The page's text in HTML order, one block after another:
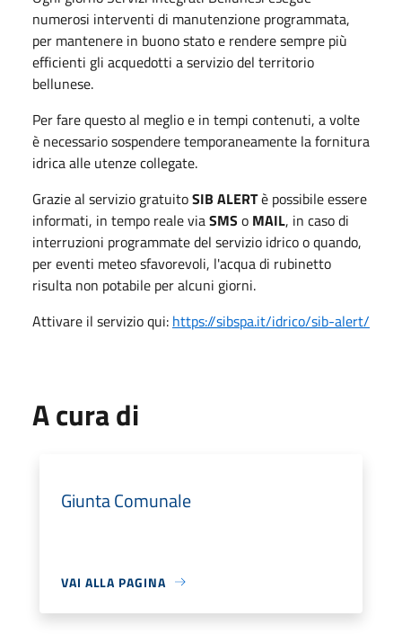
numerosi interventi di manutenzione programmata,
per mantenere in buono stato e rendere sempre più
efficienti gli acquedotti a servizio del territorio
bellunese.
Per fare questo al meglio e in tempi contenuti, a volte
è necessario sospendere temporaneamente la fornitura
idrica alle utenze collegate.
Grazie al servizio gratuitoSIB ALERTè possibile essere
informati, in tempo reale viaSMS o MAIL, in caso di
interruzioni programmate del servizio idrico o quando,
per eventi meteo sfavorevoli, l'acqua di rubinetto
risulta non potabile per alcuni giorni.
Attivare il servizio qui: https://sibspa.it/idrico/sib-alert/
A cura di
Giunta Comunale
VAI ALLA PAGINA